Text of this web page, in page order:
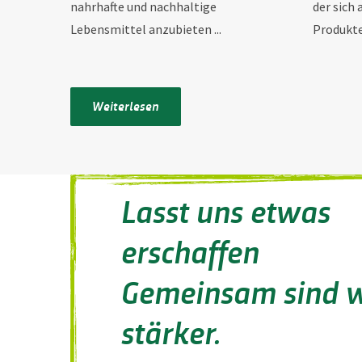
nahrhafte und nachhaltige
Lebensmittel anzubieten ...
der sich
Weiterlesen
Lasst uns etwas
erschaffen
Gemeinsam sind
stärker.